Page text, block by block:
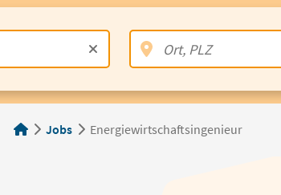
Jobs Energiewirtschaftsingenieur